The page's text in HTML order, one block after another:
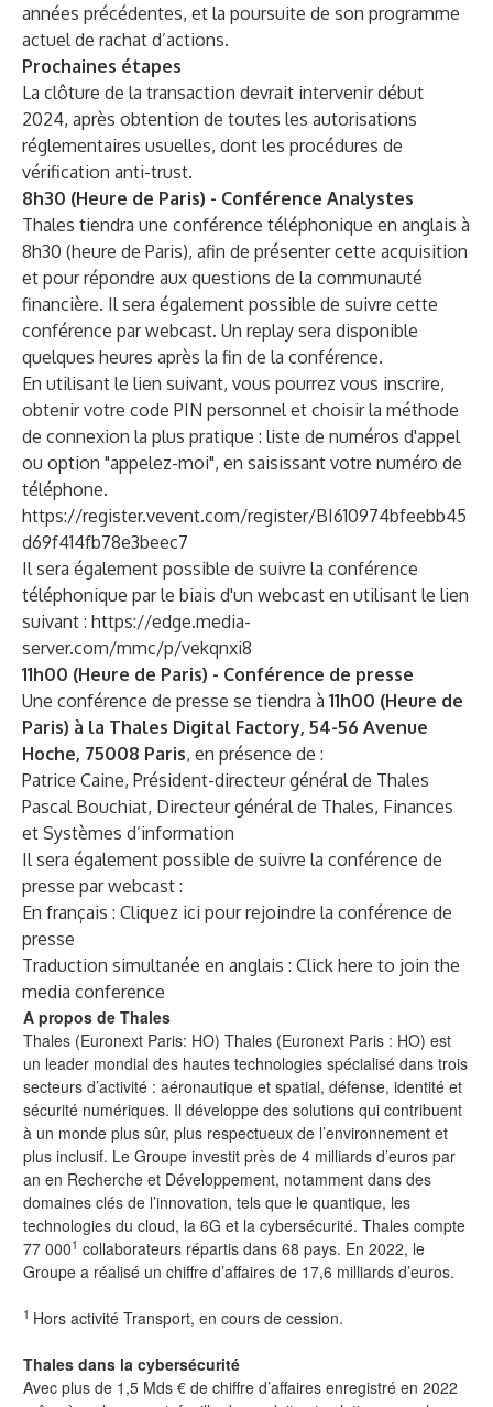
années précédentes, et la poursuite de son programme
actuel de rachat d’actions.
Prochaines étapes
La clôture de la transaction devrait intervenir début
2024, après obtention de toutes les autorisations
réglementaires usuelles, dont les procédures de
vérification anti-trust.
8h30 (Heure de Paris) - Conférence Analystes
Thales tiendra une conférence téléphonique en anglais à
8h30 (heure de Paris), afin de présenter cette acquisition
et pour répondre aux questions de la communauté
financière. Il sera également possible de suivre cette
conférence par webcast. Un replay sera disponible
quelques heures après la fin de la conférence.
En utilisant le lien suivant, vous pourrez vous inscrire,
obtenir votre code PIN personnel et choisir la méthode
de connexion la plus pratique : liste de numéros d'appel
ou option "appelez-moi", en saisissant votre numéro de
téléphone.
https://register.vevent.com/register/BI610974bfeebb45
d69f414fb78e3beec7
Il sera également possible de suivre la conférence
téléphonique par le biais d'un webcast en utilisant le lien
suivant : https://edge.media-
server.com/mmc/p/vekqnxi8
11h00 (Heure de Paris) - Conférence de presse
Une conférence de presse se tiendra à 11h00 (Heure de
Paris) à la Thales Digital Factory, 54-56 Avenue
Hoche, 75008 Paris, en présence de :
Patrice Caine, Président-directeur général de Thales
Pascal Bouchiat, Directeur général de Thales, Finances
et Systèmes d’information
Il sera également possible de suivre la conférence de
presse par webcast :
En français : Cliquez ici pour rejoindre la conférence de
presse
Traduction simultanée en anglais : Click here to join the
media conference
A propos de Thales
Thales (Euronext Paris: HO) Thales (Euronext Paris : HO) est
un leader mondial des hautes technologies spécialisé dans trois
secteurs d’activité : aéronautique et spatial, défense, identité et
sécurité numériques. Il développe des solutions qui contribuent
à un monde plus sûr, plus respectueux de l’environnement et
plus inclusif. Le Groupe investit près de 4 milliards d’euros par
an en Recherche et Développement, notamment dans des
domaines clés de l’innovation, tels que le quantique, les
technologies du cloud, la 6G et la cybersécurité. Thales compte
77 0001 collaborateurs répartis dans 68 pays. En 2022, le
Groupe a réalisé un chiffre d’affaires de 17,6 milliards d’euros.
1 Hors activité Transport, en cours de cession.
Thales dans la cybersécurité
Avec plus de 1,5 Mds € de chiffre d’affaires enregistré en 2022